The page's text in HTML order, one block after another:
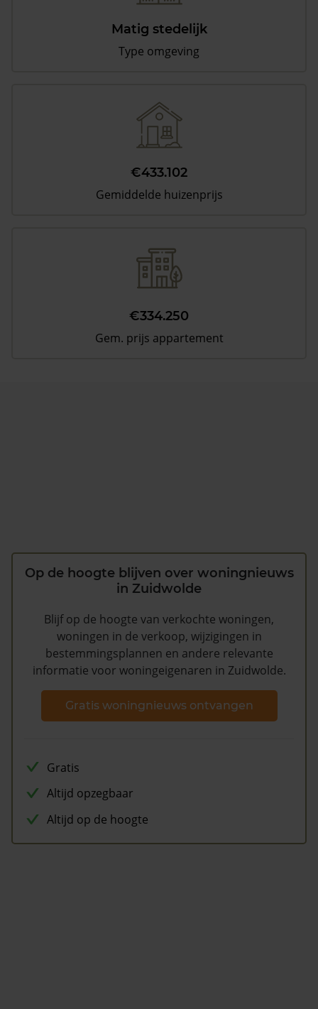
Matig stedelijk
Type omgeving
€433.102
Gemiddelde huizenprijs
€334.250
Gem. prijs appartement
Op de hoogte blijven over woningnieuws
in Zuidwolde
Blijf op de hoogte van verkochte woningen,
woningen in de verkoop, wijzigingen in
bestemmingsplannen en andere relevante
informatie voor woningeigenaren in Zuidwolde.
Gratis woningnieuws ontvangen
Gratis
Altijd opzegbaar
Altijd op de hoogte